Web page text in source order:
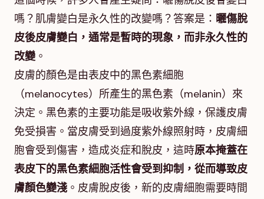
嗎？肌膚變白是永久性的改變嗎？答案是： 曬傷脫
皮後皮膚變白，通常是暫時的現象，而非永久性的
改變。
皮膚的顏色是由表皮中的黑色素細胞
（melanocytes）所產生的黑色素（melanin）來
決定。黑色素的主要功能是吸收紫外線，保護皮膚
免受損害。當皮膚受到過度紫外線照射時，皮膚細
胞會受到傷害，造成炎症和脫皮，這時原本掩蓋在
表皮下的黑色素細胞活性會受到抑制，從而導致皮
膚顏色變淺 。皮膚脫皮後，新的皮膚細胞需要時間